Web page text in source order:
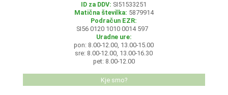
ID za DDV: SI51533251
Matična številka: 5879914
Podračun EZR:
SI56 0120 1010 0014 597
Uradne ure:
pon: 8.00-12.00, 13.00-15.00
sre: 8.00-12.00, 13.00-16.30
pet: 8.00-12.00
Kje smo?